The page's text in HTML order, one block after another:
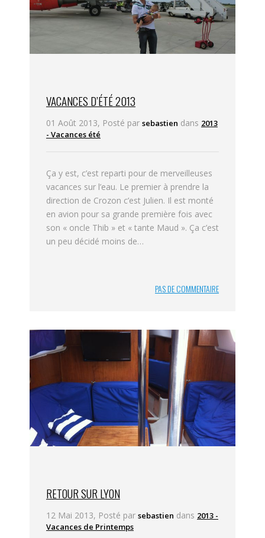
VACANCES D’ÉTÉ 2013
01 Août 2013, Posté par sebastien dans 2013
- Vacances été
Ça y est, c’est reparti pour de merveilleuses
vacances sur l’eau. Le premier à prendre la
direction de Crozon c’est Julien. Il est monté
en avion pour sa grande première fois avec
son « oncle Thib » et « tante Maud ». Ça c’est
un peu décidé moins de…
PAS DE COMMENTAIRE
RETOUR SUR LYON
12 Mai 2013, Posté par sebastien dans 2013 -
Vacances de Printemps